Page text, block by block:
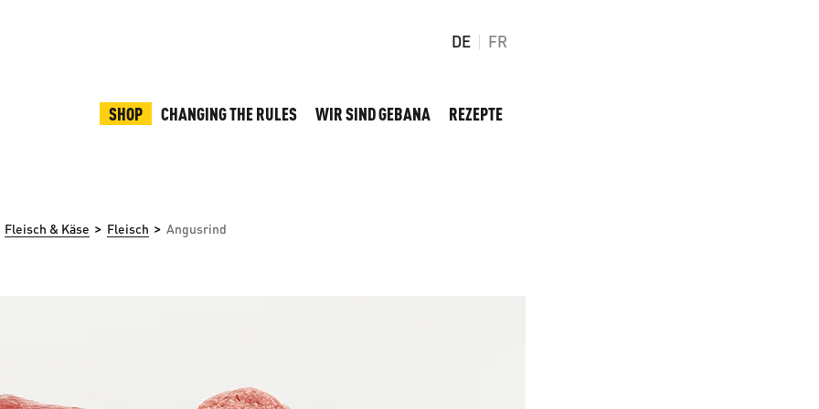
DE FR
SHOP CHANGING THE RULES WIR SIND GEBANA REZEPTE
Fleisch & Käse > Fleisch > Angusrind